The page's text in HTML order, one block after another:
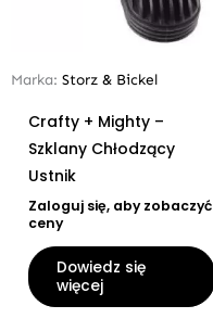
Marka: Storz & Bickel
Crafty + Mighty –
Szklany Chłodzący
Ustnik
Zaloguj się, aby zobaczyć
ceny
Dowiedz się
więcej